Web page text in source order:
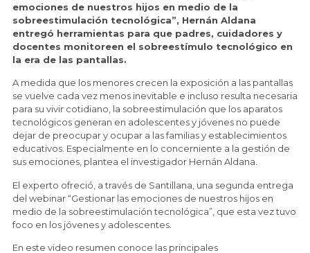
emociones de nuestros hijos en medio de la
sobreestimulación tecnológica”, Hernán Aldana
entregó herramientas para que padres, cuidadores y
docentes monitoreen el sobreestímulo tecnológico en
la era de las pantallas.
A medida que los menores crecen la exposición a las pantallas
se vuelve cada vez menos inevitable e incluso resulta necesaria
para su vivir cotidiano, la sobreestimulación que los aparatos
tecnológicos generan en adolescentes y jóvenes no puede
dejar de preocupar y ocupar a las familias y establecimientos
educativos. Especialmente en lo concerniente a la gestión de
sus emociones, plantea el investigador Hernán Aldana.
El experto ofreció, a través de Santillana, una segunda entrega
del webinar “Gestionar las emociones de nuestros hijos en
medio de la sobreestimulación tecnológica”, que esta vez tuvo
foco en los jóvenes y adolescentes.
En este video resumen conoce las principales